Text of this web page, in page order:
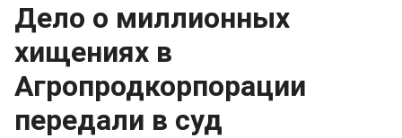
Дело о миллионных
хищениях в
Агропродкорпорации
передали в суд